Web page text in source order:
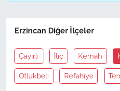
Erzincan Diğer İlçeler
Çayirli İliç Kemah
Otlukbeli Refahiye